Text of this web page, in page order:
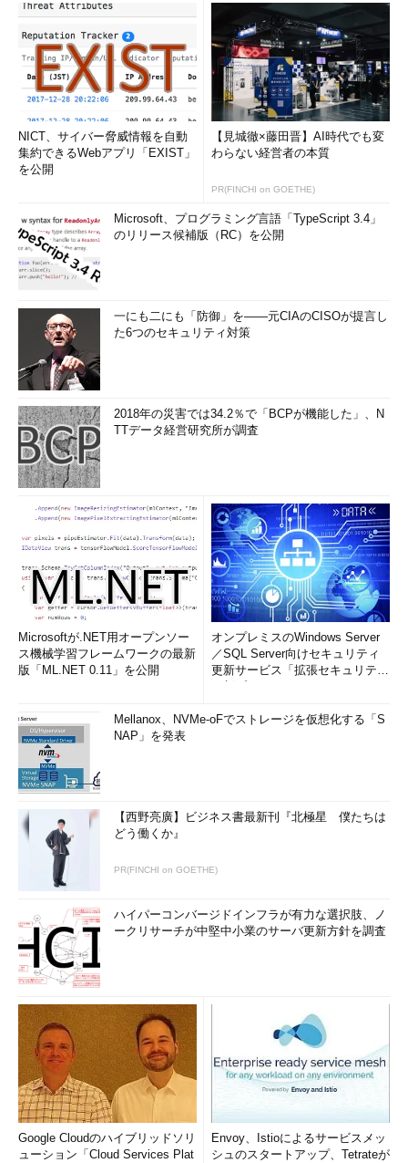
NICT、サイバー脅威情報を自動
集約できるWebアプリ「EXIST」
を公開
【見城徹×藤田晋】AI時代でも変
わらない経営者の本質
PR(FINCHI on GOETHE)
Microsoft、プログラミング言語「TypeScript 3.4」
のリリース候補版（RC）を公開
一にも二にも「防御」を――元CIAのCISOが提言し
た6つのセキュリティ対策
2018年の災害では34.2％で「BCPが機能した」、N
TTデータ経営研究所が調査
Microsoftが.NET用オープンソー
ス機械学習フレームワークの最新
版「ML.NET 0.11」を公開
オンプレミスのWindows Server
／SQL Server向けセキュリティ
更新サービス「拡張セキュリティ
Mellanox、NVMe-oFでストレージを仮想化する「S
NAP」を発表
【西野亮廣】ビジネス書最新刊『北極星 僕たちは
どう働くか』
PR(FINCHI on GOETHE)
ハイパーコンバージドインフラが有力な選択肢、ノ
ークリサーチが中堅中小業のサーバ更新方針を調査
Google Cloudのハイブリッドソリ
ューション「Cloud Services Plat
Envoy、Istioによるサービスメッ
シュのスタートアップ、Tetrateが